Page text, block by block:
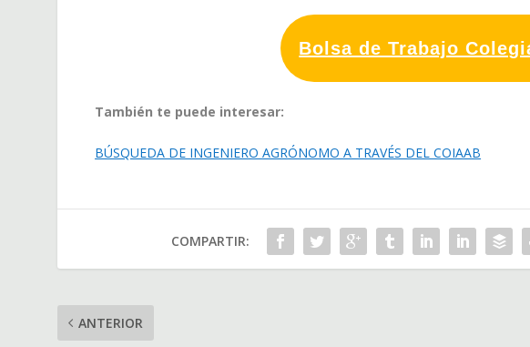
Bolsa de Trabajo
También te puede interesar:
BÚSQUEDA DE INGENIERO AGRÓNOMO A TRAVÉS DEL COIAAB
COMPARTIR:
ANTERIOR